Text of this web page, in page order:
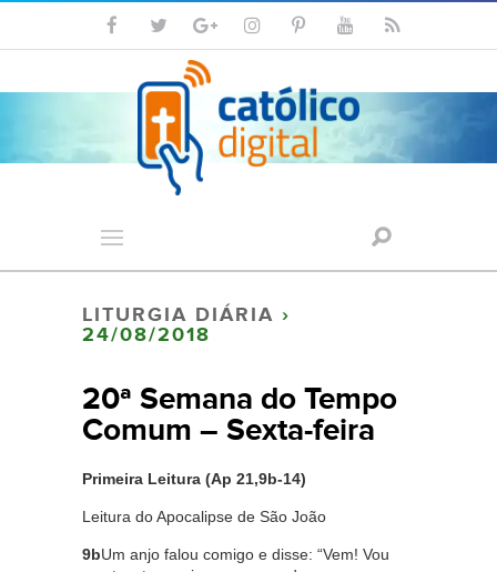
LITURGIA DIÁRIA ›
24/08/2018
20ª Semana do Tempo
Comum – Sexta-feira
Primeira Leitura (Ap 21,9b-14)
Leitura do Apocalipse de São João
9bUm anjo falou comigo e disse: “Vem! Vou